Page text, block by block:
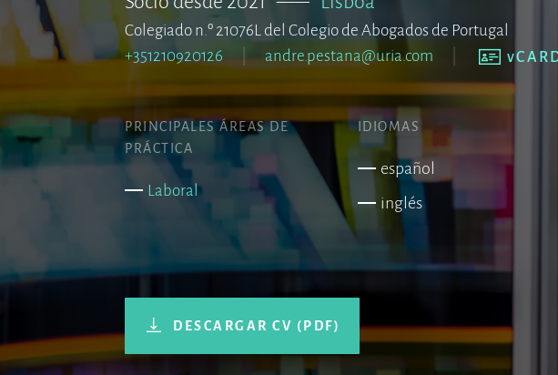
Colegiado n.º 21076L del Colegio de Abogados de Portugal
+351210920126
andre.pestana@uria.com
PRINCIPALES ÁREAS DE
PRÁCTICA
Laboral
IDIOMAS
español
inglés
DESCARGAR CV (PDF)